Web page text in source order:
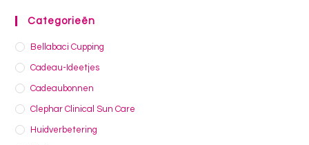
Categorieën
Bellabaci Cupping
Cadeau-Ideetjes
Cadeaubonnen
Clephar Clinical Sun Care
Huidverbetering